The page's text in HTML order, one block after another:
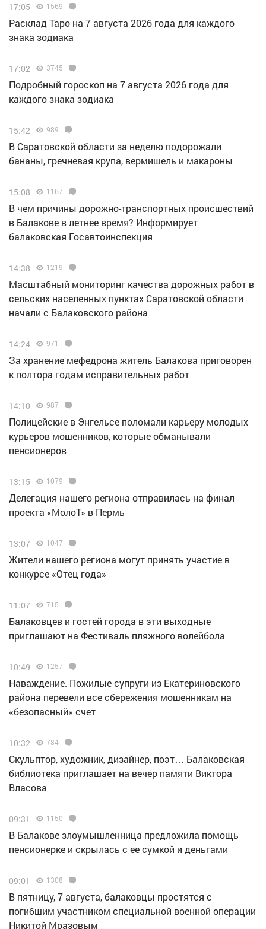
17:05 1569
Расклад Таро на 7 августа 2026 года для каждого
знака зодиака
17:02 3745
Подробный гороскоп на 7 августа 2026 года для
каждого знака зодиака
15:42 989
В Саратовской области за неделю подорожали
бананы, гречневая крупа, вермишель и макароны
15:08 1167
В чем причины дорожно-транспортных происшествий
в Балакове в летнее время? Информирует
балаковская Госавтоинспекция
14:38 1219
Масштабный мониторинг качества дорожных работ в
сельских населенных пунктах Саратовской области
начали с Балаковского района
14:24 971
За хранение мефедрона житель Балакова приговорен
к полтора годам исправительных работ
14:10 987
Полицейские в Энгельсе поломали карьеру молодых
курьеров мошенников, которые обманывали
пенсионеров
13:15 1079
Делегация нашего региона отправилась на финал
проекта «МолоТ» в Пермь
13:07 1047
Жители нашего региона могут принять участие в
конкурсе «Отец года»
11:07 715
Балаковцев и гостей города в эти выходные
приглашают на Фестиваль пляжного волейбола
10:49 1257
Наваждение. Пожилые супруги из Екатериновского
района перевели все сбережения мошенникам на
«безопасный» счет
10:32 784
Скульптор, художник, дизайнер, поэт… Балаковская
библиотека приглашает на вечер памяти Виктора
Власова
09:31 1150
В Балакове злоумышленница предложила помощь
пенсионерке и скрылась с ее сумкой и деньгами
09:01 1308
В пятницу, 7 августа, балаковцы простятся с
погибшим участником специальной военной операции
Никитой Мразовым